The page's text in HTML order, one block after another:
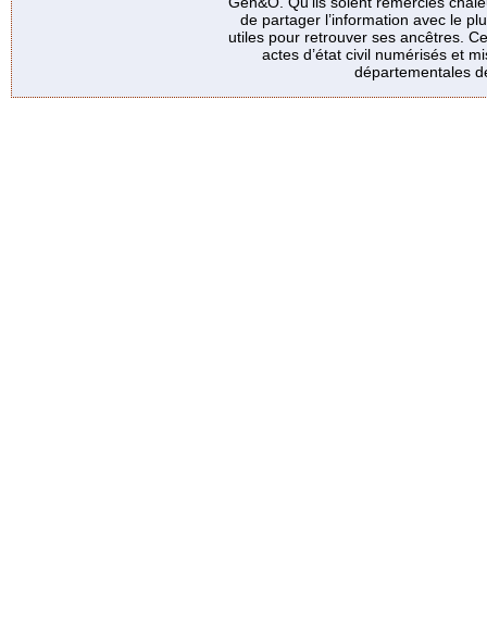
de partager l’information avec le
utiles pour retrouver ses ancêtres.
actes d’état civil numérisés et
départementales